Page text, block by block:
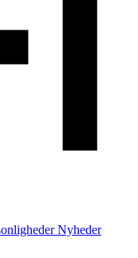
Nyheder